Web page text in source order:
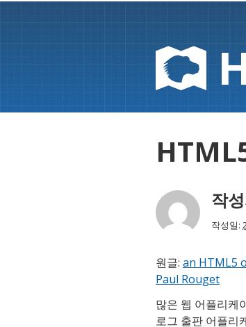
작
작성일:
원글: an HTML5
Paul Rouget
많은 웹 어플리케
로그 출판 어플리